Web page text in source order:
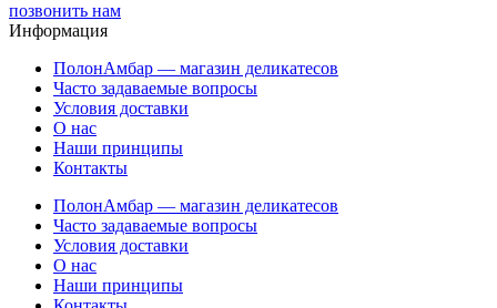
позвонить нам
Информация
ПолонАмбар — магазин деликатесов
Часто задаваемые вопросы
Условия доставки
О нас
Наши принципы
Контакты
ПолонАмбар — магазин деликатесов
Часто задаваемые вопросы
Условия доставки
О нас
Наши принципы